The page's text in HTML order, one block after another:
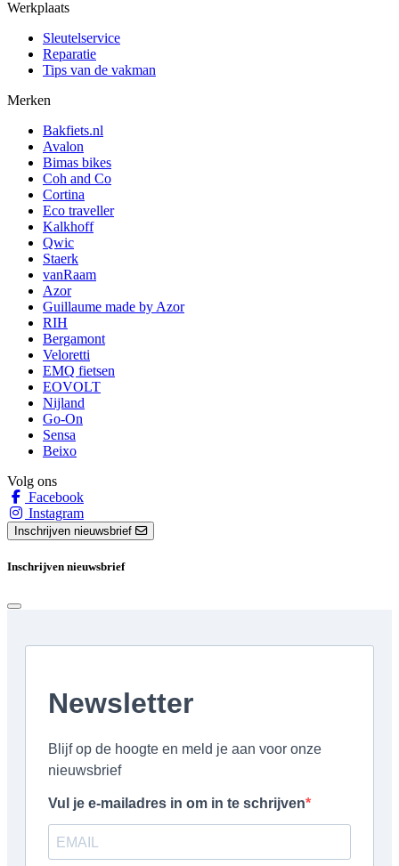
Werkplaats
Sleutelservice
Reparatie
Tips van de vakman
Merken
Bakfiets.nl
Avalon
Bimas bikes
Coh and Co
Cortina
Eco traveller
Kalkhoff
Qwic
Staerk
vanRaam
Azor
Guillaume made by Azor
RIH
Bergamont
Veloretti
EMQ fietsen
EOVOLT
Nijland
Go-On
Sensa
Beixo
Volg ons
Facebook
Instagram
Inschrijven nieuwsbrief
Inschrijven nieuwsbrief